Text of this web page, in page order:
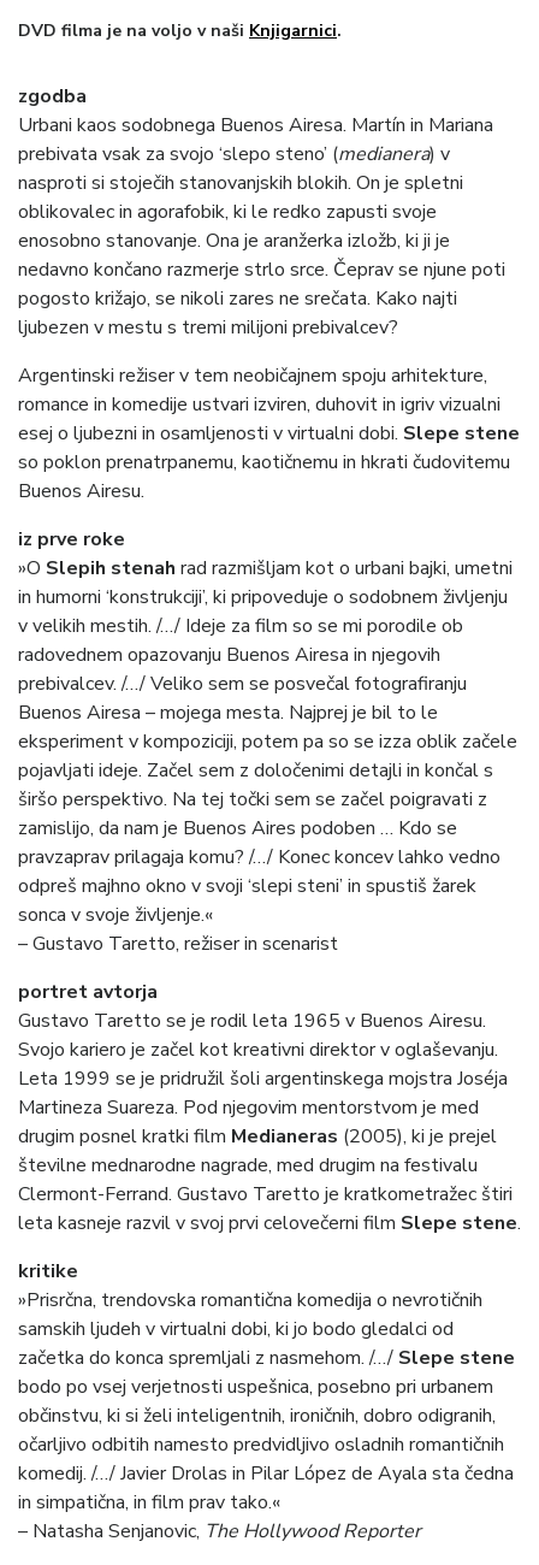
DVD filma je na voljo v naši Knjigarnici.
zgodba
Urbani kaos sodobnega Buenos Airesa. Martín in Mariana
prebivata vsak za svojo ‘slepo steno’ (medianera) v
nasproti si stoječih stanovanjskih blokih. On je spletni
oblikovalec in agorafobik, ki le redko zapusti svoje
enosobno stanovanje. Ona je aranžerka izložb, ki ji je
nedavno končano razmerje strlo srce. Čeprav se njune poti
pogosto križajo, se nikoli zares ne srečata. Kako najti
ljubezen v mestu s tremi milijoni prebivalcev?
Argentinski režiser v tem neobičajnem spoju arhitekture,
romance in komedije ustvari izviren, duhovit in igriv vizualni
esej o ljubezni in osamljenosti v virtualni dobi. Slepe stene
so poklon prenatrpanemu, kaotičnemu in hkrati čudovitemu
Buenos Airesu.
iz prve roke
»O Slepih stenah rad razmišljam kot o urbani bajki, umetni
in humorni ‘konstrukciji’, ki pripoveduje o sodobnem življenju
v velikih mestih. /…/ Ideje za film so se mi porodile ob
radovednem opazovanju Buenos Airesa in njegovih
prebivalcev. /…/ Veliko sem se posvečal fotografiranju
Buenos Airesa – mojega mesta. Najprej je bil to le
eksperiment v kompoziciji, potem pa so se izza oblik začele
pojavljati ideje. Začel sem z določenimi detajli in končal s
širšo perspektivo. Na tej točki sem se začel poigravati z
zamislijo, da nam je Buenos Aires podoben … Kdo se
pravzaprav prilagaja komu? /…/ Konec koncev lahko vedno
odpreš majhno okno v svoji ‘slepi steni’ in spustiš žarek
sonca v svoje življenje.«
– Gustavo Taretto, režiser in scenarist
portret avtorja
Gustavo Taretto se je rodil leta 1965 v Buenos Airesu.
Svojo kariero je začel kot kreativni direktor v oglaševanju.
Leta 1999 se je pridružil šoli argentinskega mojstra Joséja
Martineza Suareza. Pod njegovim mentorstvom je med
drugim posnel kratki film Medianeras (2005), ki je prejel
številne mednarodne nagrade, med drugim na festivalu
Clermont-Ferrand. Gustavo Taretto je kratkometražec štiri
leta kasneje razvil v svoj prvi celovečerni film Slepe stene.
kritike
»Prisrčna, trendovska romantična komedija o nevrotičnih
samskih ljudeh v virtualni dobi, ki jo bodo gledalci od
začetka do konca spremljali z nasmehom. /…/ Slepe stene
bodo po vsej verjetnosti uspešnica, posebno pri urbanem
občinstvu, ki si želi inteligentnih, ironičnih, dobro odigranih,
očarljivo odbitih namesto predvidljivo osladnih romantičnih
komedij. /…/ Javier Drolas in Pilar López de Ayala sta čedna
in simpatična, in film prav tako.«
– Natasha Senjanovic, The Hollywood Reporter